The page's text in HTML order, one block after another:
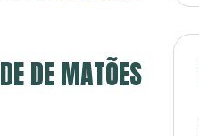
DE MATÕES